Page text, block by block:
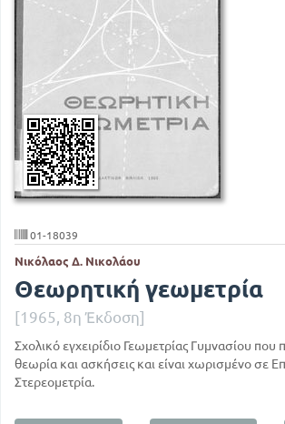
01-18039
Νικόλαος Δ. Νικολάου
Θεωρητική γεωμετρία
[1965, 8η Έκδοση]
Σχολικό εγχειρίδιο Γεωμετρίας Γυμνασίου που
θεωρία και ασκήσεις και είναι χωρισμένο σε
Στερεομετρία.